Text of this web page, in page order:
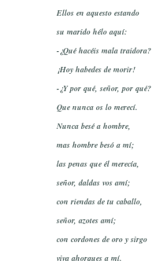
Ellos en aquesto estando
su marido hélo aquí:
-¿Qué hacéis mala traidora?
¡Hoy habedes de morir!
-¿Y por qué, señor, por qué?
Que nunca os lo merecí.
Nunca besé a hombre,
mas hombre besó a mí;
las penas que él merecía,
señor, daldas vos amí;
con riendas de tu caballo,
señor, azotes amí;
con cordones de oro y sirgo
viva ahorques a mí.